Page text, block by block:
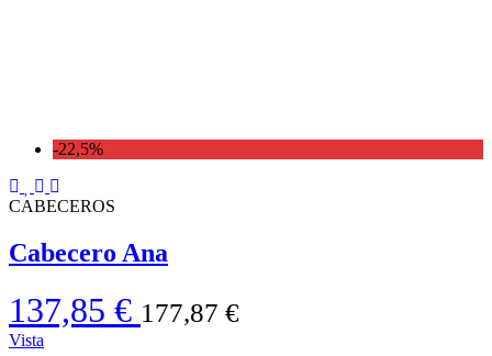
-22,5%
CABECEROS
Cabecero Ana
137,85 € 177,87 €
Vista